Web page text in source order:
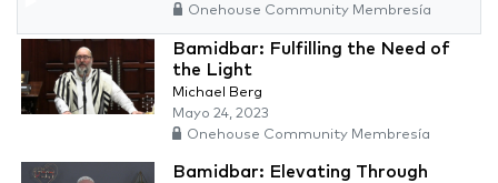
Onehouse Community Membresía
Bamidbar: Fulfilling the Need of
the Light
Michael Berg
Mayo 24, 2023
Onehouse Community Membresía
Bamidbar: Elevating Through